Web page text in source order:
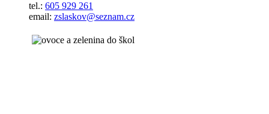
tel.: 605 929 261
email: zslaskov@seznam.cz